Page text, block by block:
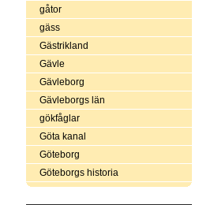
gåtor
gäss
Gästrikland
Gävle
Gävleborg
Gävleborgs län
gökfåglar
Göta kanal
Göteborg
Göteborgs historia